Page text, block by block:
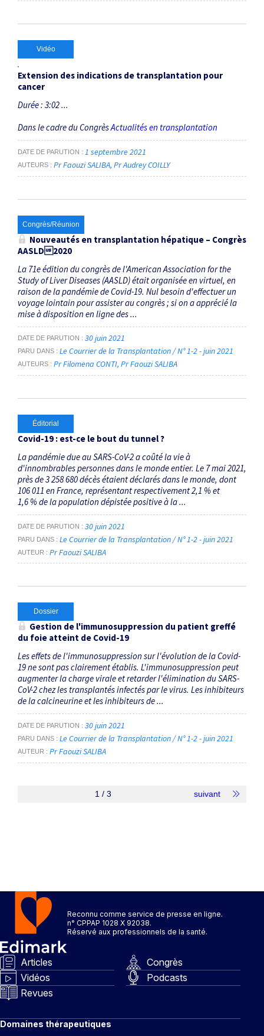
Vidéo
Extension des indications de transplantation pour
cancer
Durée : 3:02 ...
Dans le cadre du CongrèsActualités en transplantation
DATE DE PARUTION 1 septembre 2021
AUTEURS Pr Faouzi SALIBA Pr Audrey COILLY
Congrès/Réunion
Nouveautés en transplantation hépatique – Congrès
AASLD2020
La 71e édition du congrès de l'American Association for the
Study of Liver Diseases (AASLD) était organisée en virtuel, en
raison de la pandémie de Covid-19. Nul besoin d'effectuer un
voyage lointain pour assister au congrès ; si on a apprécié la
mise à disposition en ligne des ...
DATE DE PARUTION 30 juin 2021
PARU DANS Le Courrier de la Transplantation / N° 1-2 - juin 2021
AUTEURS Pr Filomena CONTI Pr Faouzi SALIBA
Éditorial
Covid-19 : est-ce le bout du tunnel ?
La pandémie due au SARS-CoV-2 a coûté la vie à
d'innombrables personnes dans le monde entier. Le 7 mai 2021,
près de 3 258 680 décès étaient déclarés dans le monde, dont
106 011 en France, représentant respectivement 2,1 % et
1,6 % de la population dépistée positive à la ...
DATE DE PARUTION 30 juin 2021
PARU DANS Le Courrier de la Transplantation / N° 1-2 - juin 2021
AUTEUR Pr Faouzi SALIBA
Dossier
Gestion de l'immunosuppression du patient greffé
du foie atteint de Covid-19
Les effets de l'immunosuppression sur l'évolution de la Covid-
19 ne sont pas clairement établis. L'immunosuppression peut
augmenter la charge virale et retarder l'élimination du SARS-
CoV-2 chez les transplantés infectés par le virus. Les inhibiteurs
de la calcineurine et les inhibiteurs de ...
DATE DE PARUTION 30 juin 2021
PARU DANS Le Courrier de la Transplantation / N° 1-2 - juin 2021
AUTEUR Pr Faouzi SALIBA
1 / 3 suivant
Reconnu comme service de presse en ligne.
n° CPPAP 1028 X 92038.
Réservé aux professionnels de la santé.
Articles
Congrès
Vidéos
Podcasts
Revues
Domaines thérapeutiques